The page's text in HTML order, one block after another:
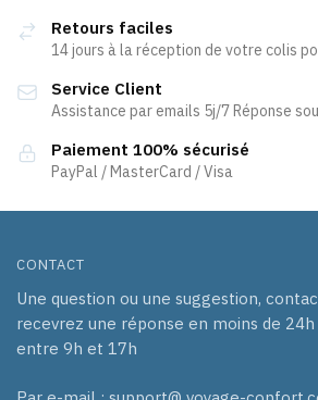
peuvent
choisies
sur
la
page
Retours faciles
14 jours à la réception de votre colis
Service Client
Assistance par emails 5j/7 Réponse
Paiement 100% sécurisé
PayPal / MasterCard / Visa
CONTACT
Une question ou une suggestion,
recevrez une réponse en moins de 24h
entre 9h et 17h